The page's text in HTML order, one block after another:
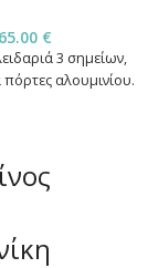
65.00 €
3 σημείων,
αλουμινίου.